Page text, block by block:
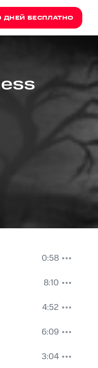
ДНЕЙ БЕСПЛАТНО
0:58
8:10
4:52
6:09
3:04